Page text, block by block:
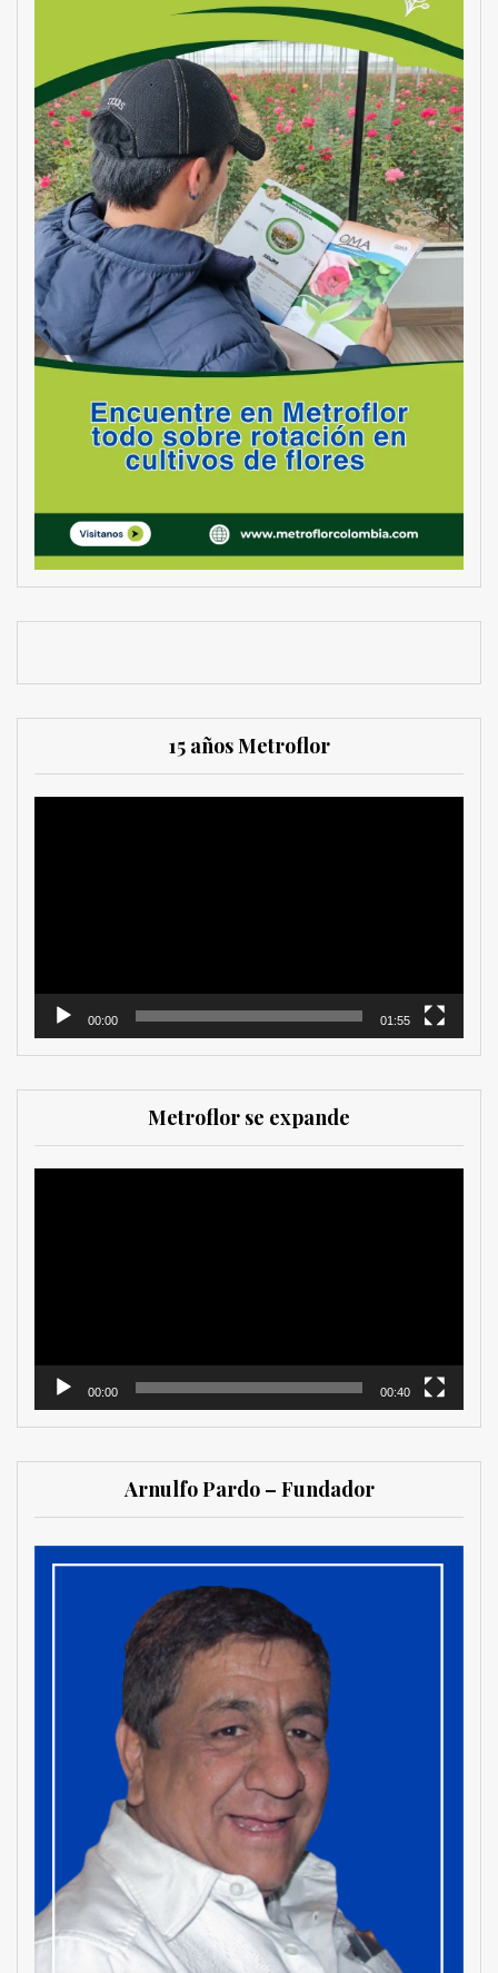
15 años Metroflor
00:00 01:55
Metroflor se expande
00:00 00:40
Arnulfo Pardo – Fundador